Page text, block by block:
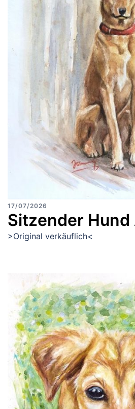
17/07/2026
Sitzender Hund
>Original verkäuflich<